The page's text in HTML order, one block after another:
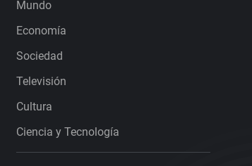
Mundo
Economía
Sociedad
Televisión
Cultura
Ciencia y Tecnología